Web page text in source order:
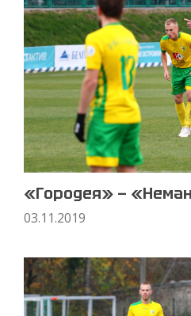
«Городея» —
03.11.2019